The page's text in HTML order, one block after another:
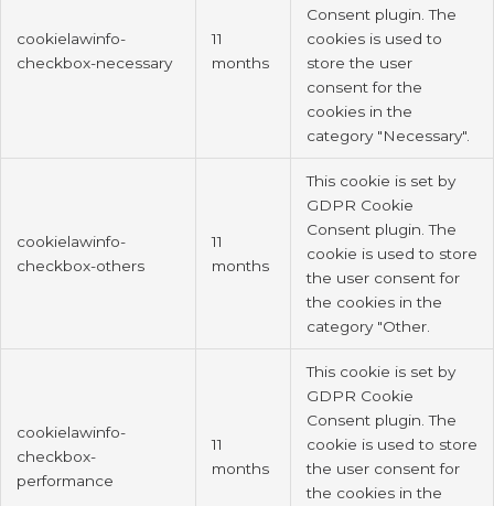
cookielawinfo-
checkbox-necessary
11
months
Consent plugin. The
cookies is used to
store the user
consent for the
cookies in the
category "Necessary".
cookielawinfo-
checkbox-others
11
months
This cookie is set by
GDPR Cookie
Consent plugin. The
cookie is used to store
the user consent for
the cookies in the
category "Other.
cookielawinfo-
checkbox-
performance
11
months
This cookie is set by
GDPR Cookie
Consent plugin. The
cookie is used to store
the user consent for
the cookies in the